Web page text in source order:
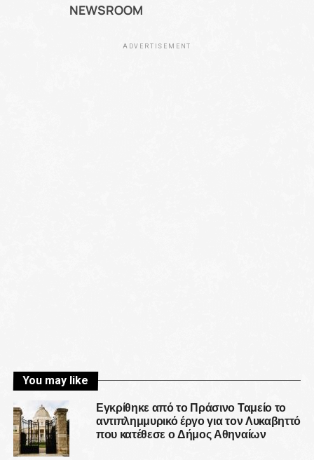
NEWSROOM
ADVERTISEMENT
You may like
Εγκρίθηκε από το Πράσινο Ταμείο το
αντιπλημμυρικό έργο για τον Λυκαβηττό
που κατέθεσε ο Δήμος Αθηναίων